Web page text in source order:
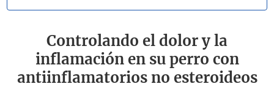
Controlando el dolor y la
inflamación en su perro con
antiinflamatorios no esteroideos